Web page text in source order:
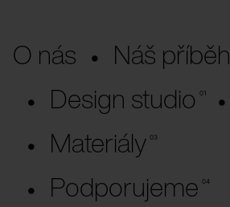
O nás
Náš příběh
Design studio
Materiály
Podporujeme